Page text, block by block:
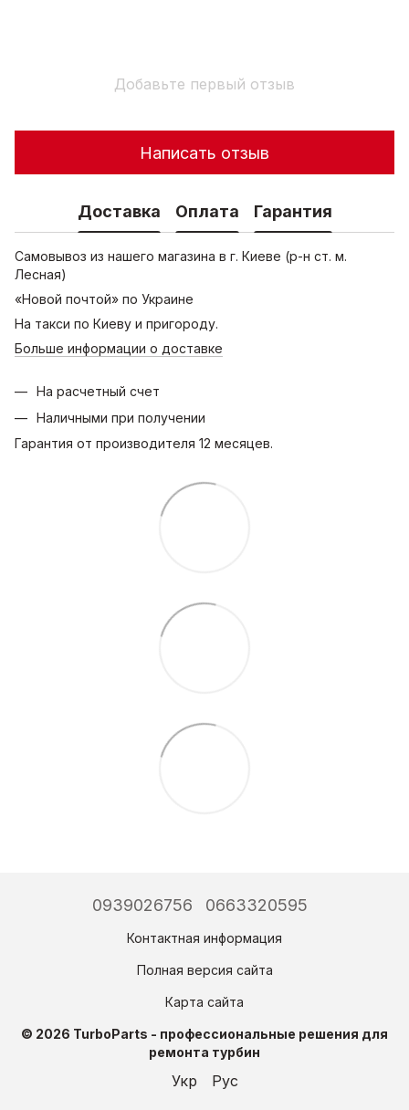
Добавьте первый отзыв
Написать отзыв
Доставка Оплата Гарантия
Самовывоз из нашего магазина в г. Киеве (р-н ст. м.
Лесная)
«Новой почтой» по Украине
На такси по Киеву и пригороду.
Больше информации о доставке
На расчетный счет
Наличными при получении
Гарантия от производителя 12 месяцев.
0939026756 0663320595
Контактная информация
Полная версия сайта
Карта сайта
© 2026 TurboParts - профессиональные решения для
ремонта турбин
Укр Рус